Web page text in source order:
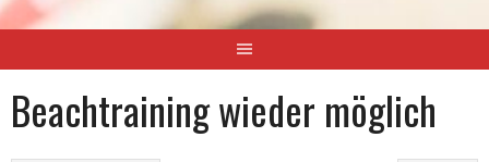
Beachtraining wieder möglich